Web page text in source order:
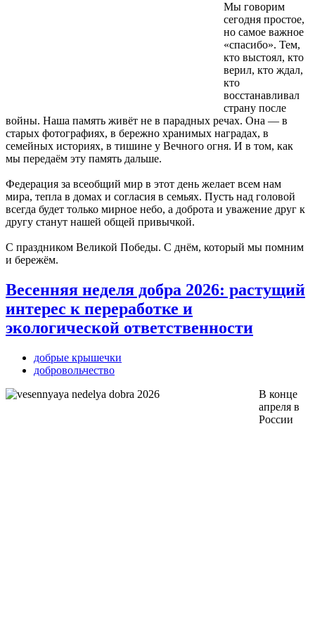
Мы говорим
сегодня простое,
но самое важное
«спасибо». Тем,
кто выстоял, кто
верил, кто ждал,
кто
восстанавливал
страну после
войны. Наша память живёт не в парадных речах. Она — в
старых фотографиях, в бережно хранимых наградах, в
семейных историях, в тишине у Вечного огня. И в том, как
мы передаём эту память дальше.
Федерация за всеобщий мир в этот день желает всем нам
мира, тепла в домах и согласия в семьях. Пусть над головой
всегда будет только мирное небо, а доброта и уважение друг к
другу станут нашей общей привычкой.
С праздником Великой Победы. С днём, который мы помним
и бережём.
Весенняя неделя добра 2026: растущий
интерес к переработке и
экологической ответственности
добрые крышечки
добровольчество
В конце
апреля в
России